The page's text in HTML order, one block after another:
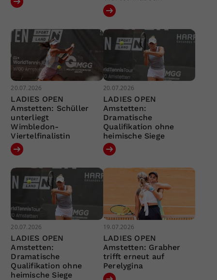
20.07.2026
LADIES OPEN
Amstetten: Schüller
unterliegt
Wimbledon-
Viertelfinalistin
20.07.2026
LADIES OPEN
Amstetten:
Dramatische
Qualifikation ohne
heimische Siege
20.07.2026
LADIES OPEN
Amstetten:
Dramatische
Qualifikation ohne
heimische Siege
19.07.2026
LADIES OPEN
Amstetten: Grabher
trifft erneut auf
Perelygina